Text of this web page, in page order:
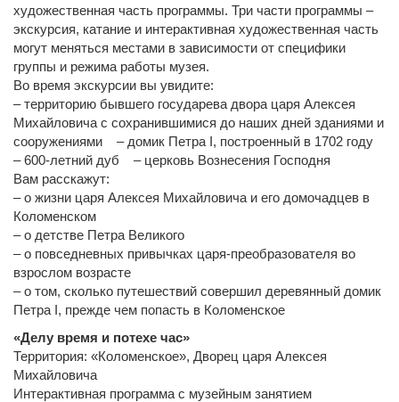
художественная часть программы. Три части программы –
экскурсия, катание и интерактивная художественная часть
могут меняться местами в зависимости от специфики
группы и режима работы музея.
Во время экскурсии вы увидите:
– территорию бывшего государева двора царя Алексея
Михайловича с сохранившимися до наших дней зданиями и
сооружениями – домик Петра I, построенный в 1702 году
– 600-летний дуб – церковь Вознесения Господня
Вам расскажут:
– о жизни царя Алексея Михайловича и его домочадцев в
Коломенском
– о детстве Петра Великого
– о повседневных привычках царя-преобразователя во
взрослом возрасте
– о том, сколько путешествий совершил деревянный домик
Петра I, прежде чем попасть в Коломенское
«Делу время и потехе час»
Территория: «Коломенское», Дворец царя Алексея
Михайловича
Интерактивная программа с музейным занятием